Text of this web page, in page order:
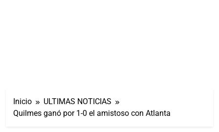
Inicio
ULTIMAS NOTICIAS
Quilmes ganó por 1-0 el amistoso con Atlanta